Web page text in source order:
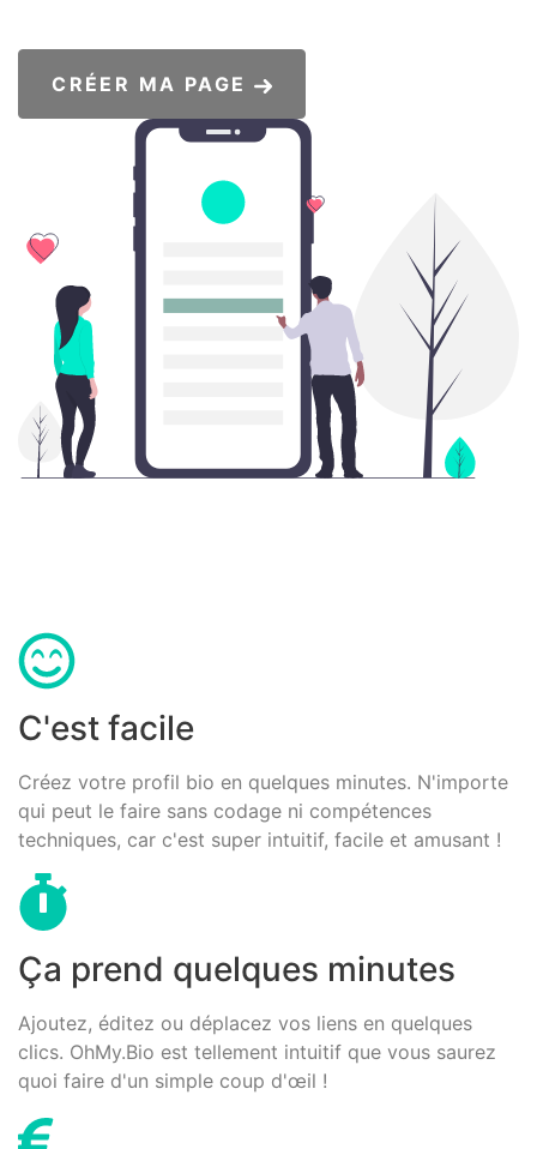
CRÉER MA PAGE
C'est facile
Créez votre profil bio en quelques minutes. N'importe
qui peut le faire sans codage ni compétences
techniques, car c'est super intuitif, facile et amusant !
Ça prend quelques minutes
Ajoutez, éditez ou déplacez vos liens en quelques
clics. OhMy.Bio est tellement intuitif que vous saurez
quoi faire d'un simple coup d'œil !